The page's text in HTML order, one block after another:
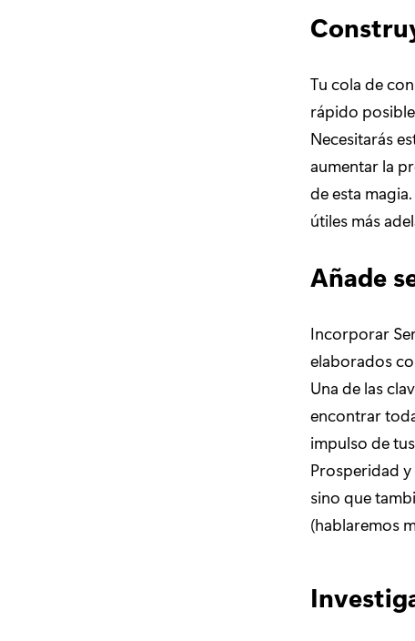
Tu cola de
rápido
Necesitarás
aumentar la
de esta
útiles más
Añade
Incorporar
elaborados
Una de las
encontrar
impulso de
Prosperidad
sino que
(hablaremos